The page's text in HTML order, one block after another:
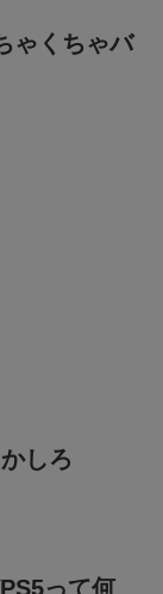
ゃくちゃバ
しろ
って何